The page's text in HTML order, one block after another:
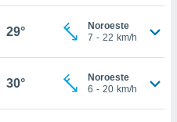
29°
Noroeste
7 - 22 km/h
30°
Noroeste
6 - 20 km/h